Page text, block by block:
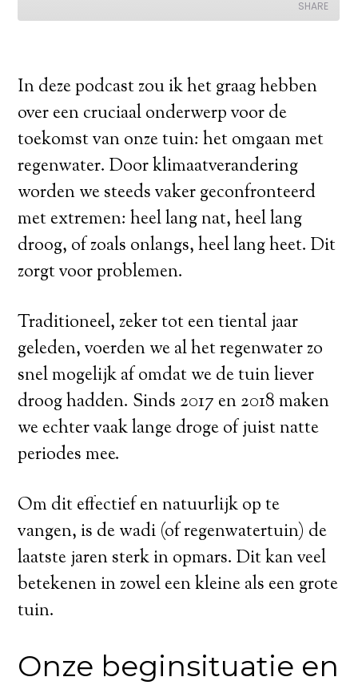
In deze podcast zou ik het graag hebben
over een cruciaal onderwerp voor de
toekomst van onze tuin: het omgaan met
regenwater. Door klimaatverandering
worden we steeds vaker geconfronteerd
met extremen: heel lang nat, heel lang
droog, of zoals onlangs, heel lang heet. Dit
zorgt voor problemen.
Traditioneel, zeker tot een tiental jaar
geleden, voerden we al het regenwater zo
snel mogelijk af omdat we de tuin liever
droog hadden. Sinds 2017 en 2018 maken
we echter vaak lange droge of juist natte
periodes mee.
Om dit effectief en natuurlijk op te
vangen, is de wadi (of regenwatertuin) de
laatste jaren sterk in opmars. Dit kan veel
betekenen in zowel een kleine als een grote
tuin.
Onze beginsituatie en